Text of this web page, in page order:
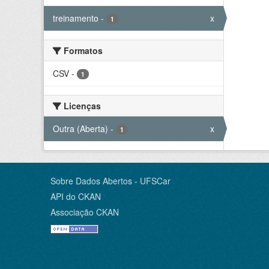
treinamento - 1 x
Formatos
CSV - 1
Licenças
Outra (Aberta) - 1 x
Sobre Dados Abertos - UFSCar
API do CKAN
Associação CKAN